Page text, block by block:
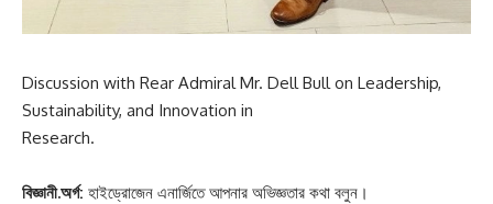
Discussion with Rear Admiral Mr. Dell Bull on Leadership,
Sustainability, and Innovation in
Research.
বিজ্ঞানী.অর্গ: হাইড্রোজেন এনার্জিতে আপনার অভিজ্ঞতার কথা বলুন।